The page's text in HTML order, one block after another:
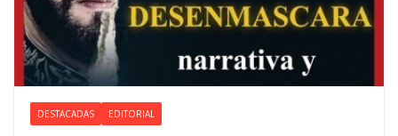
DESTACADAS EDITORIAL